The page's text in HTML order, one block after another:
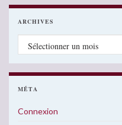
ARCHIVES
Archives
MÉTA
Connexion